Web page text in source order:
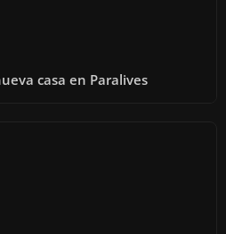
casa en Paralives